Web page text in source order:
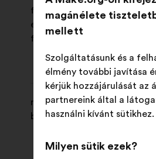
felületére. Segítségével a
előzetes kitöltésével újbóli
fel Önt.
make-cookie-preferences:
beállításait a sütik
magánélete
mellett
Szolgáltatásunk és a
élmény további javítása
kérjük hozzájárulását az
partnereink által a
használni kívánt sütikhez.
Milyen sütik ezek?